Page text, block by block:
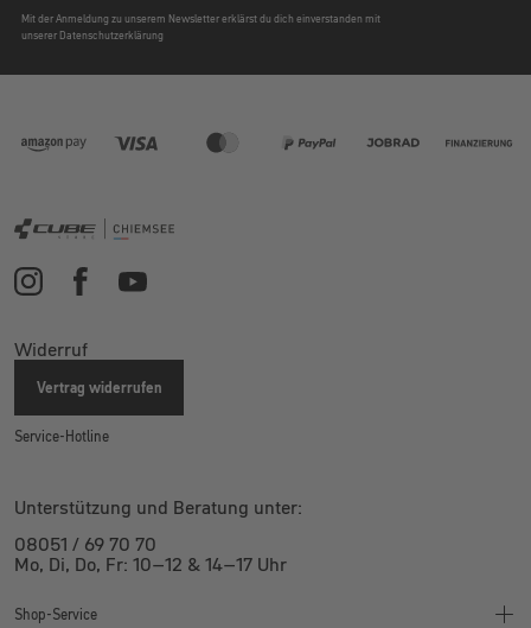
Mit der Anmeldung zu unserem Newsletter erklärst du dich einverstanden mit
unserer Datenschutzerklärung
Widerruf
Vertrag widerrufen
Service-Hotline
Unterstützung und Beratung unter:
08051 / 69 70 70
Mo, Di, Do, Fr: 10–12 & 14–17 Uhr
Shop-Service